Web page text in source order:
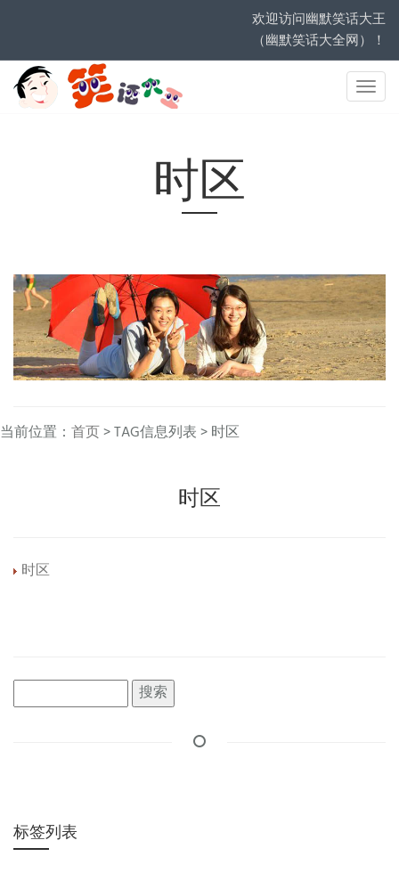
欢迎访问幽默笑话大王
（幽默笑话大全网）！
网
时区
当前位置： 首页> TAG信息列表 > 时区
时区
时区
标签列表